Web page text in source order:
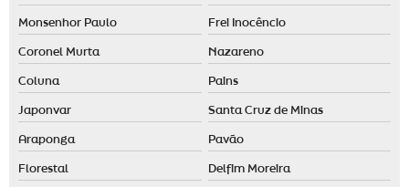
Monsenhor Paulo Frei Inocêncio
Coronel Murta Nazareno
Coluna Pains
Japonvar Santa Cruz de Minas
Araponga Pavão
Florestal Delfim Moreira